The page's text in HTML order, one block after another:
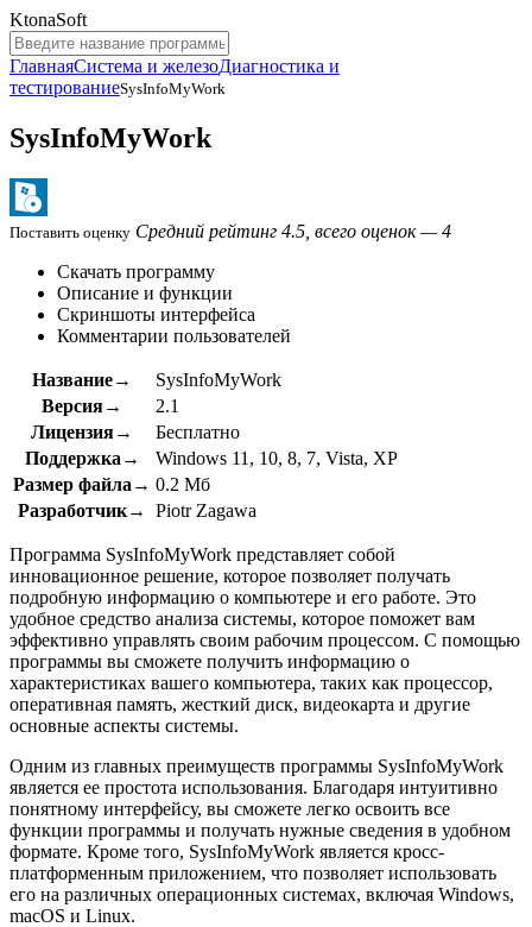
KtonaSoft
ГлавнаяСистема и железоДиагностика и
тестированиеSysInfoMyWork
SysInfoMyWork
Поставить оценку Средний рейтинг 4.5, всего оценок — 4
Скачать программу
Описание и функции
Скриншоты интерфейса
Комментарии пользователей
Название→
SysInfoMyWork
Версия→
2.1
Лицензия→
Бесплатно
Поддержка→
Windows 11, 10, 8, 7, Vista, XP
Размер файла→ 0.2 Мб
Разработчик→
Piotr Zagawa
Программа SysInfoMyWork представляет собой
инновационное решение, которое позволяет получать
подробную информацию о компьютере и его работе. Это
удобное средство анализа системы, которое поможет вам
эффективно управлять своим рабочим процессом. С помощью
программы вы сможете получить информацию о
характеристиках вашего компьютера, таких как процессор,
оперативная память, жесткий диск, видеокарта и другие
основные аспекты системы.
Одним из главных преимуществ программы SysInfoMyWork
является ее простота использования. Благодаря интуитивно
понятному интерфейсу, вы сможете легко освоить все
функции программы и получать нужные сведения в удобном
формате. Кроме того, SysInfoMyWork является кросс-
платформенным приложением, что позволяет использовать
его на различных операционных системах, включая Windows,
macOS и Linux.